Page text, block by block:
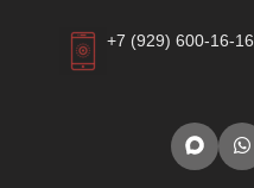
+7 (929) 600-16-16